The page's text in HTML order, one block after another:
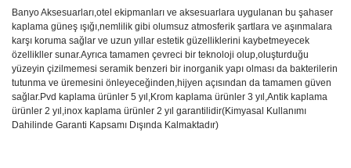
Banyo Aksesuarları,otel ekipmanları ve aksesuarlara uygulanan bu şahaser
kaplama güneş ışığı,nemlilik gibi olumsuz atmosferik şartlara ve aşınmalara
karşı koruma sağlar ve uzun yıllar estetik güzelliklerini kaybetmeyecek
özellikller sunar.Ayrıca tamamen çevreci bir teknoloji olup,oluşturduğu
yüzeyin çizilmemesi seramik benzeri bir inorganik yapı olması da bakterilerin
tutunma ve üremesini önleyeceğinden,hijyen açısından da tamamen güven
sağlar.Pvd kaplama ürünler 5 yıl,Krom kaplama ürünler 3 yıl,Antik kaplama
ürünler 2 yıl,inox kaplama ürünler 2 yıl garantilidir(Kimyasal Kullanımı
Dahilinde Garanti Kapsamı Dışında Kalmaktadır)